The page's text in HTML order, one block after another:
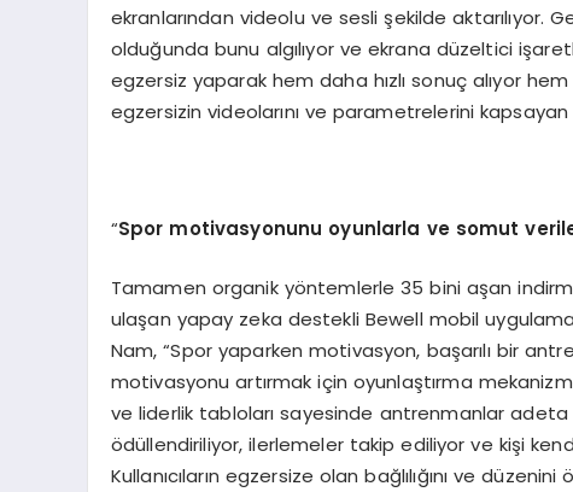
ekranlarından videolu ve sesli şekilde aktarılıyor.
olduğunda bunu algılıyor ve ekrana düzeltici
egzersiz yaparak hem daha hızlı sonuç alıyor
egzersizin videolarını ve parametrelerini
“Spor motivasyonunu oyunlarla ve somut
Tamamen organik yöntemlerle 35 bini aşan indirme
ulaşan yapay zeka destekli Bewell mobil
Nam, “Spor yaparken motivasyon, başarılı bir
motivasyonu artırmak için oyunlaştırma
ve liderlik tabloları sayesinde antrenmanlar
ödüllendiriliyor, ilerlemeler takip ediliyor ve kişi
Kullanıcıların egzersize olan bağlılığını ve